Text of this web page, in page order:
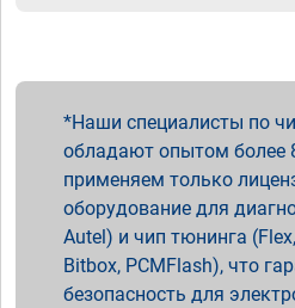
Наши специалисты по
обладают опытом более
применяем только
оборудование для
Autel) и чип тюнинга
Bitbox, PCMFlash), что
безопасность для